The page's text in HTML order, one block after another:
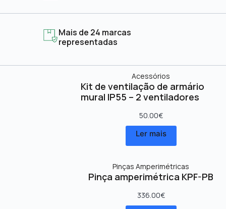
Mais de 24 marcas
representadas
Acessórios
Kit de ventilação de armário
mural IP55 – 2 ventiladores
50.00€
Ler mais
Pinças Amperimétricas
Pinça amperimétrica KPF-PB
336.00€